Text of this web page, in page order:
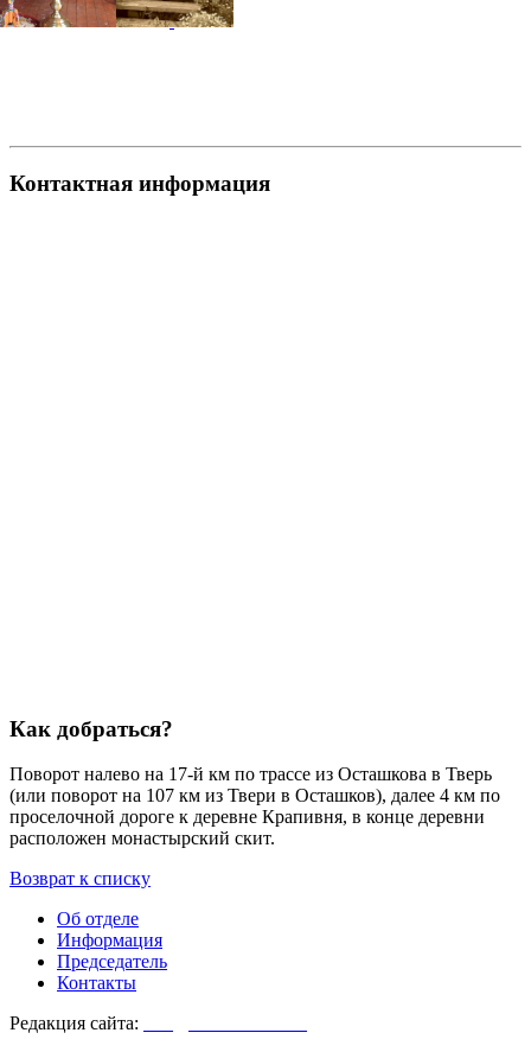
Контактная информация
Как добраться?
Поворот налево на 17-й км по трассе из Осташкова в Тверь
(или поворот на 107 км из Твери в Осташков), далее 4 км по
проселочной дороге к деревне Крапивня, в конце деревни
расположен монастырский скит.
Возврат к списку
Об отделе
Информация
Председатель
Контакты
Редакция сайта: